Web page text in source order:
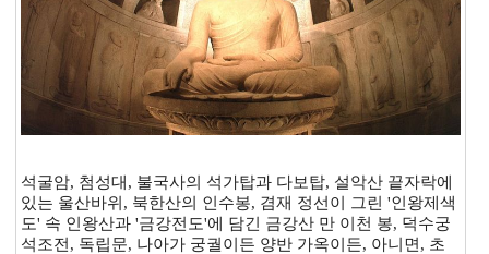
석굴암, 첨성대, 불국사의 석가탑과 다보탑, 설악산 끝자락에
있는 울산바위, 북한산의 인수봉, 겸재 정선이 그린 '인왕제색
도' 속 인왕산과 '금강전도'에 담긴 금강산 만 이천 봉, 덕수궁
석조전, 독립문, 나아가 궁궐이든 양반 가옥이든, 아니면, 초